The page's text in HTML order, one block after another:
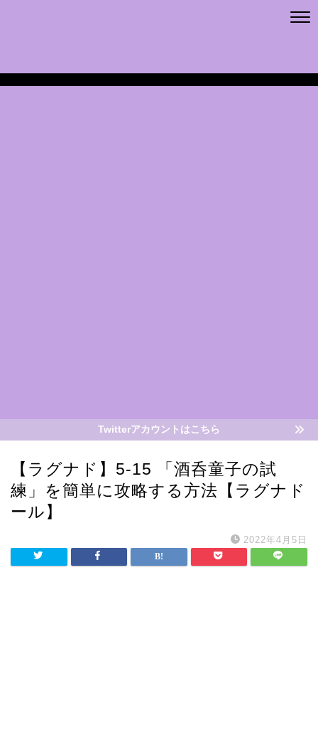
Twitterアカウントはこちら
【ラグナド】5-15 「酒呑童子の試
練」を簡単に攻略する方法【ラグナド
ール】
2022年4月5日